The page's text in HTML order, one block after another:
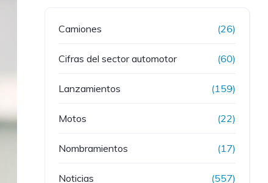
Camiones (26)
Cifras del sector automotor (60)
Lanzamientos (159)
Motos (22)
Nombramientos (17)
Noticias (557)